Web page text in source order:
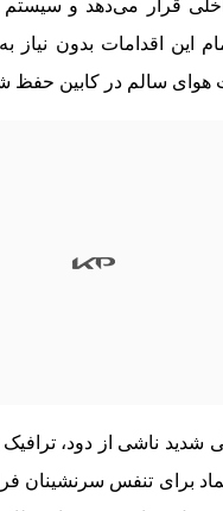
قرار می‌دهد و سیستم
این اقدامات بدون نیاز
هوای سالم در کابین حفظ
برای تنفس سرنشینان